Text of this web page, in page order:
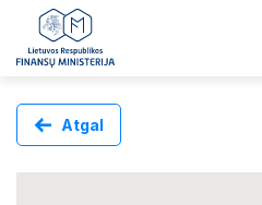
Atgal